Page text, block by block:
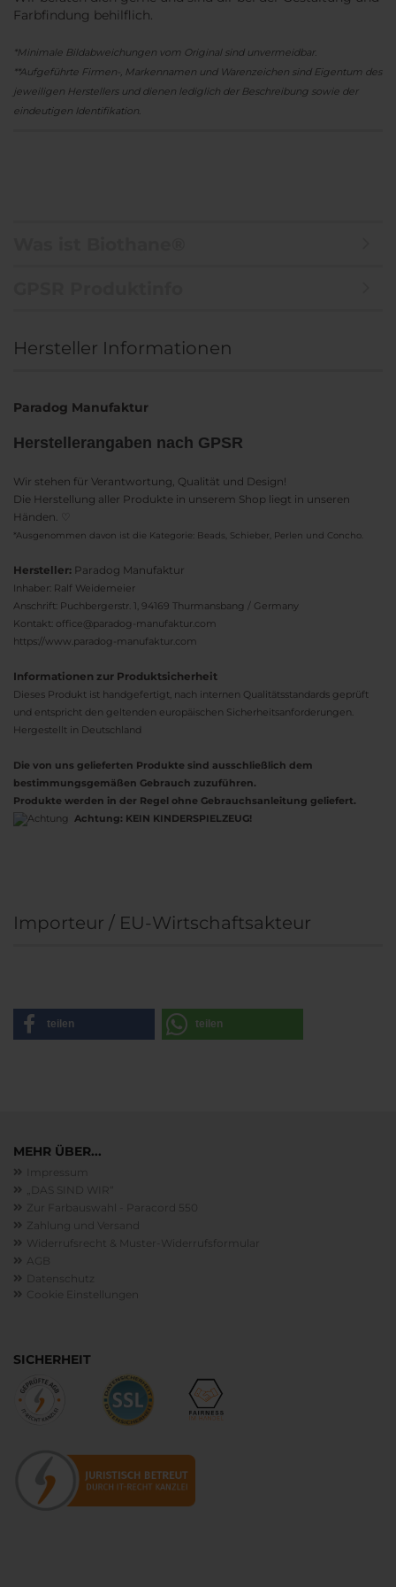
Farbfindung behilflich.
*Minimale Bildabweichungen vom Original sind unvermeidbar.
**Aufgeführte Firmen-, Markennamen und Warenzeichen sind Eigentum des
jeweiligen Herstellers und dienen lediglich der Beschreibung sowie der
eindeutigen Identifikation.
Hersteller Informationen
Paradog Manufaktur
Herstellerangaben nach GPSR
Wir stehen für Verantwortung, Qualität und Design!
Die Herstellung aller Produkte in unserem Shop liegt in unseren
Händen. ♡
*Ausgenommen davon ist die Kategorie: Beads, Schieber, Perlen und Concho.
Hersteller: Paradog Manufaktur
Inhaber: Ralf Weidemeier
Anschrift: Puchbergerstr. 1, 94169 Thurmansbang / Germany
Kontakt: office@paradog-manufaktur.com
https://www.paradog-manufaktur.com
Informationen zur Produktsicherheit
Dieses Produkt ist handgefertigt, nach internen Qualitätsstandards geprüft
und entspricht den geltenden europäischen Sicherheitsanforderungen.
Hergestellt in Deutschland
Die von uns gelieferten Produkte sind ausschließlich dem
bestimmungsgemäßen Gebrauch zuzuführen.
Produkte werden in der Regel ohne Gebrauchsanleitung geliefert.
Achtung: KEIN KINDERSPIELZEUG!
Importeur / EU-Wirtschaftsakteur
teilen teilen
MEHR ÜBER...
Impressum
„DAS SIND WIR“
Zur Farbauswahl - Paracord 550
Zahlung und Versand
Widerrufsrecht & Muster-Widerrufsformular
AGB
Datenschutz
Cookie Einstellungen
SICHERHEIT